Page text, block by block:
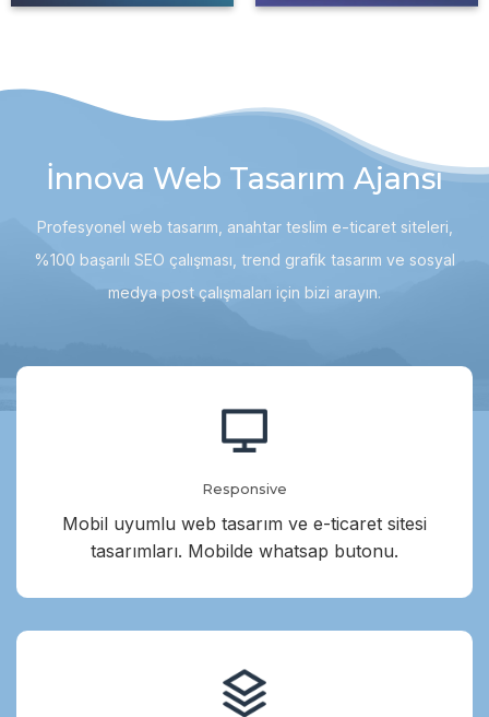
İnnova Web Tasarım Ajansı
Profesyonel web tasarım, anahtar teslim e-ticaret siteleri,
%100 başarılı SEO çalışması, trend grafik tasarım ve sosyal
medya post çalışmaları için bizi arayın.
Responsive
Mobil uyumlu web tasarım ve e-ticaret sitesi
tasarımları. Mobilde whatsap butonu.